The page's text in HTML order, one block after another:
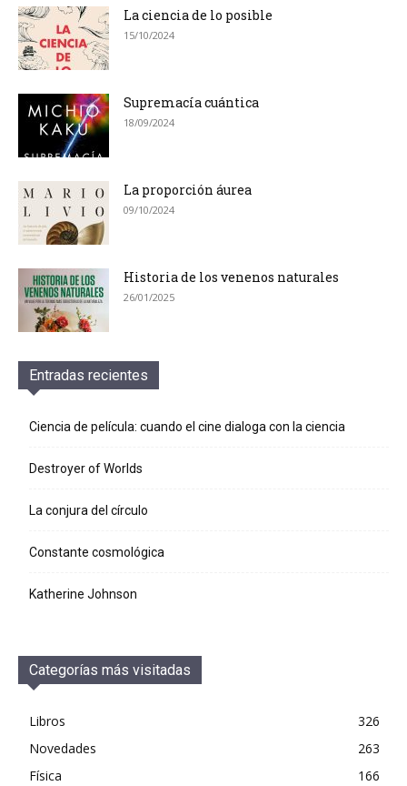
La ciencia de lo posible
15/10/2024
Supremacía cuántica
18/09/2024
La proporción áurea
09/10/2024
Historia de los venenos naturales
26/01/2025
Entradas recientes
Ciencia de película: cuando el cine dialoga con la ciencia
Destroyer of Worlds
La conjura del círculo
Constante cosmológica
Katherine Johnson
Categorías más visitadas
Libros
326
Novedades
263
Física
166